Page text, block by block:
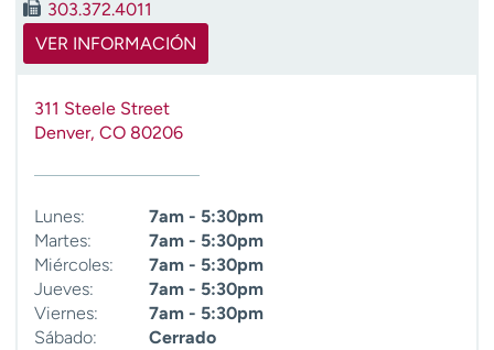
d
303.372.4011
VER INFORMACIÓN
311 Steele Street
Denver, CO 80206
Lunes:
7am - 5:30pm
Martes:
7am - 5:30pm
Miércoles:
7am - 5:30pm
Jueves:
7am - 5:30pm
Viernes:
7am - 5:30pm
Sábado:
Cerrado